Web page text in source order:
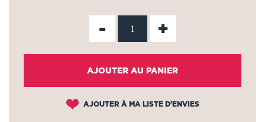
- +
AJOUTER AU PANIER
AJOUTER À MA LISTE D'ENVIES